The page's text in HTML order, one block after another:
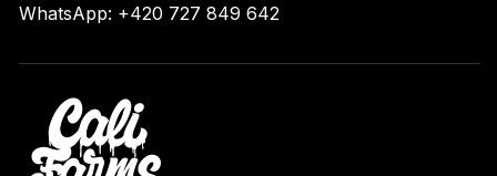
WhatsApp: +420 727 849 642